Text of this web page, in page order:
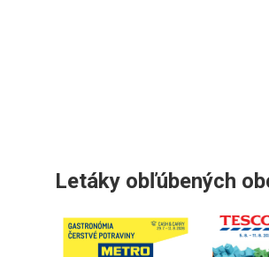
Letáky obľúbených